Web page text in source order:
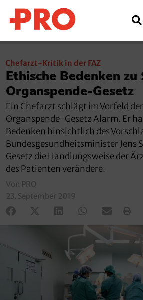
Chefarzt-Kritik in der FAZ
Ethische Bedenken zu
Organspende-Gesetz
Ein Chefarzt schlägt im Vorfeld
Organspende-Gesetz Alarm. Er
Bedenken hinsichtlich des
Bundesgesundheitsminister Jens
Gesetz die Handlungsweise der
des Patienten verändere.
Von PRO
23. September 2019